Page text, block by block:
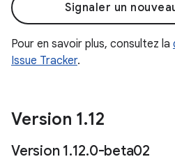
Signaler un
Pour en savoir plus, consultez la
Issue Tracker.
Version 1.12
Version 1.12.0-beta02